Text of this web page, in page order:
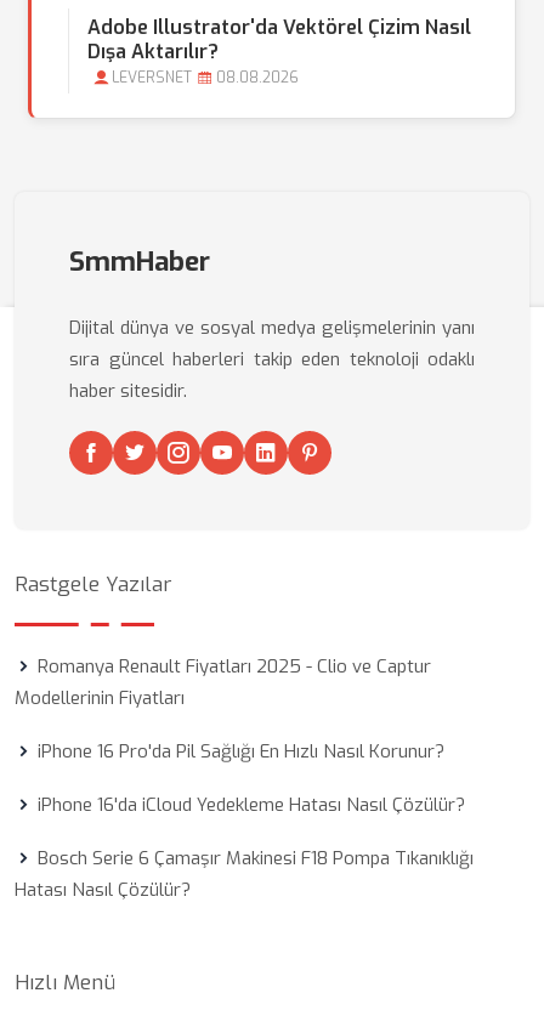
Adobe Illustrator'da Vektörel Çizim Nasıl
Dışa Aktarılır?
LEVERSNET 08.08.2026
SmmHaber
Dijital dünya ve sosyal medya gelişmelerinin yanı
sıra güncel haberleri takip eden teknoloji odaklı
haber sitesidir.
Rastgele Yazılar
Romanya Renault Fiyatları 2025 - Clio ve Captur
Modellerinin Fiyatları
iPhone 16 Pro'da Pil Sağlığı En Hızlı Nasıl Korunur?
iPhone 16'da iCloud Yedekleme Hatası Nasıl Çözülür?
Bosch Serie 6 Çamaşır Makinesi F18 Pompa Tıkanıklığı
Hatası Nasıl Çözülür?
Hızlı Menü